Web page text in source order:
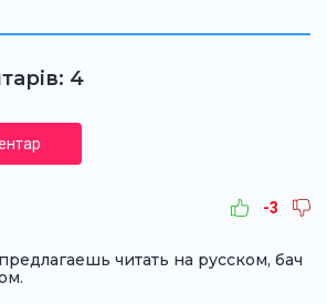
4
-3
читать на русском, бач